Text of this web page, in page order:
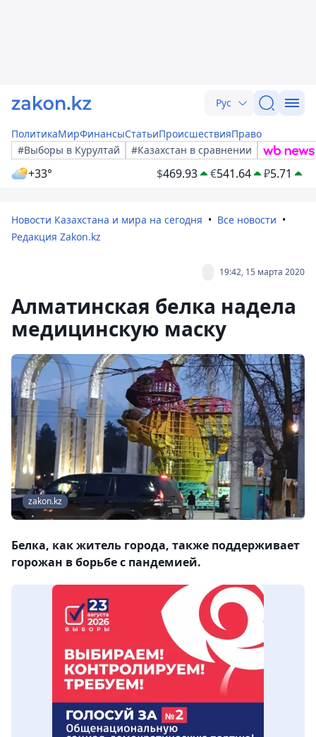
Рус
ПолитикаМирФинансыСтатьиПроисшествияПраво
#Выборы в Курултай
#Казахстан в сравнении
+33° $469.93 €541.64 ₽5.71
Новости Казахстана и мира на сегодня
Все новости
Редакция Zakon.kz
19:42, 15 марта 2020
Алматинская белка надела
медицинскую маску
zakon.kz
Белка, как житель города, также поддерживает
горожан в борьбе с пандемией.